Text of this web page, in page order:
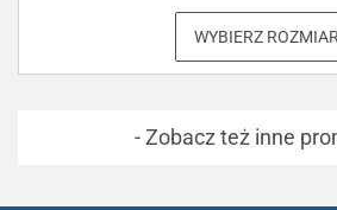
WYBIERZ
- Zobacz też inne